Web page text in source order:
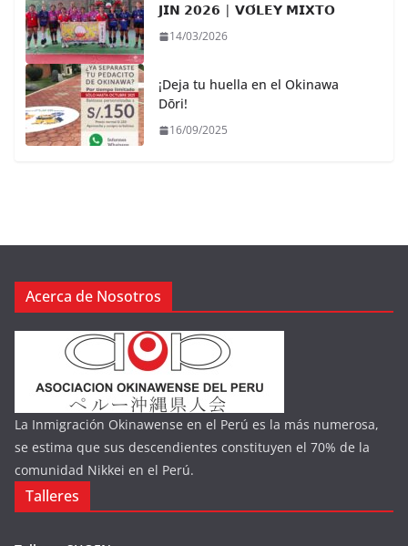
𝗝𝗜𝗡 𝟮𝟬𝟮𝟲 | 𝗩𝗢́𝗟𝗘𝗬 𝗠𝗜𝗫𝗧𝗢
14/03/2026
¡Deja tu huella en el Okinawa
Dōri!
16/09/2025
Acerca de Nosotros
La Inmigración Okinawense en el Perú es la más numerosa,
se estima que sus descendientes constituyen el 70% de la
comunidad Nikkei en el Perú.
Talleres